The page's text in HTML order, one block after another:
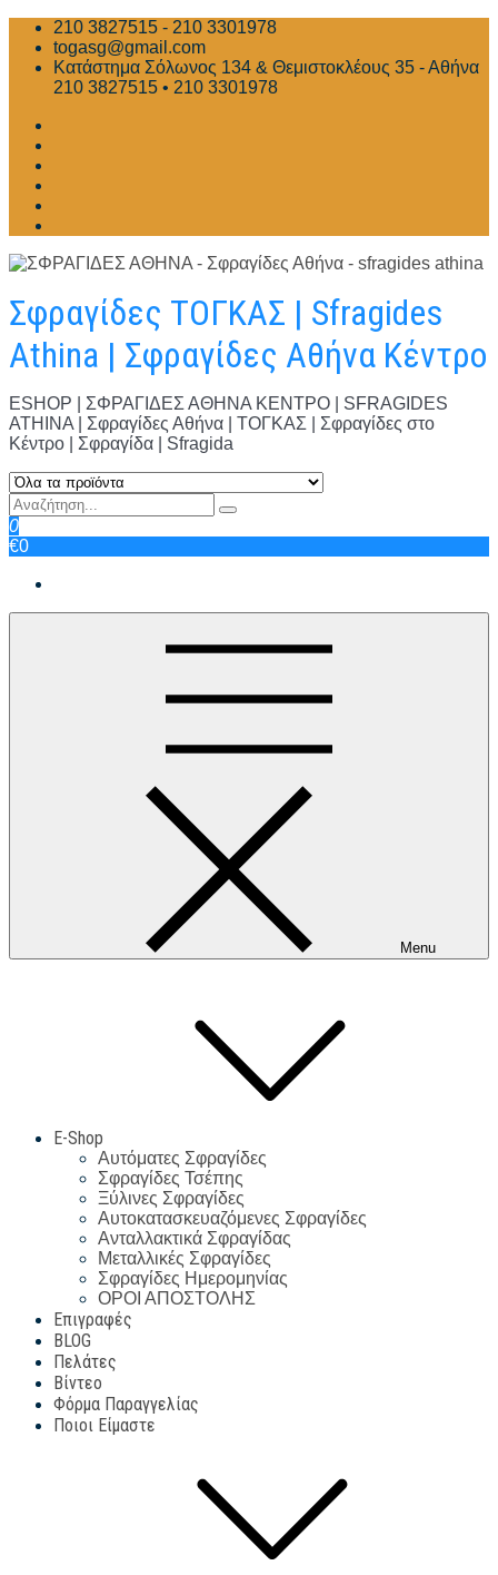
Skip
content
210 3827515 - 210 3301978
togasg@gmail.com
Κατάστημα Σόλωνος 134 & Θεμιστοκλέους 35 - Αθήνα
210 3827515 • 210 3301978
Σφραγίδες ΤΟΓΚΑΣ | Sfragides
Athina | Σφραγίδες Αθήνα Κέντρο
ESHOP | ΣΦΡΑΓΙΔΕΣ ΑΘΗΝΑ ΚΕΝΤΡΟ | SFRAGIDES
ATHINA | Σφραγίδες Αθήνα | ΤΟΓΚΑΣ | Σφραγίδες στο
Κέντρο | Σφραγίδα | Sfragida
0
€0
Menu
E-Shop
Αυτόματες Σφραγίδες
Σφραγίδες Τσέπης
Ξύλινες Σφραγίδες
Αυτοκατασκευαζόμενες Σφραγίδες
Ανταλλακτικά Σφραγίδας
Μεταλλικές Σφραγίδες
Σφραγίδες Ημερομηνίας
ΟΡΟΙ ΑΠΟΣΤΟΛΗΣ
Επιγραφές
BLOG
Πελάτες
Βίντεο
Φόρμα Παραγγελίας
Ποιοι Είμαστε